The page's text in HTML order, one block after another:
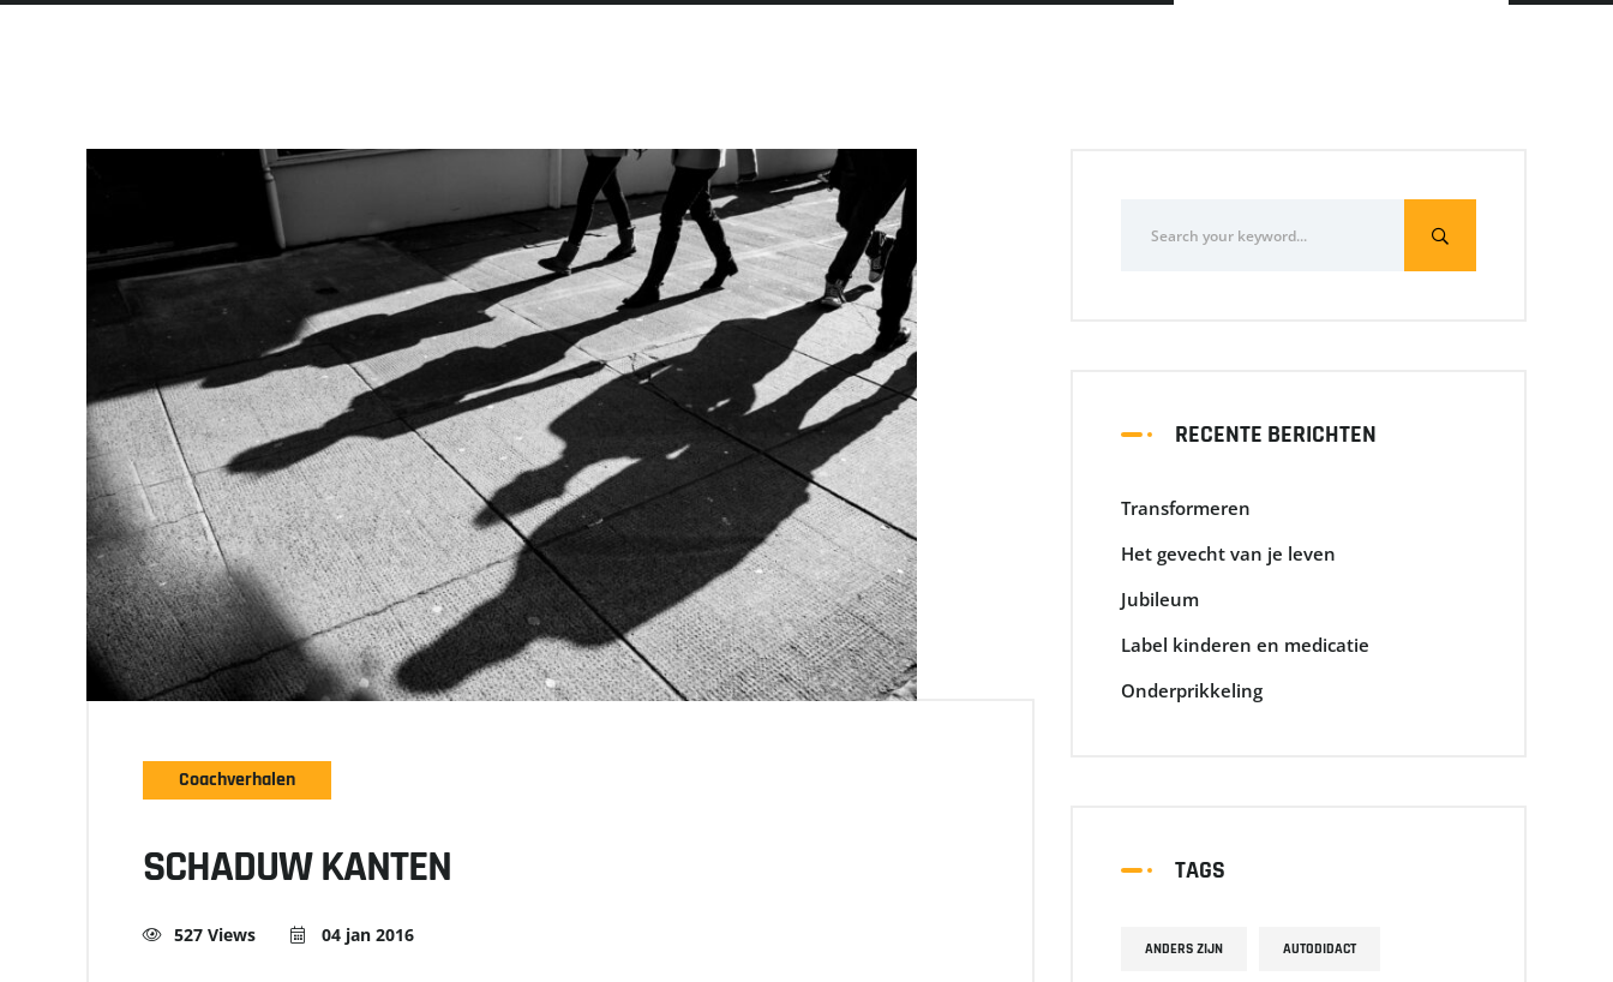
Coachverhalen
SCHADUW KANTEN
527 Views 04 jan 2016
RECENTE BERICHTEN
Transformeren
Het gevecht van je leven
Jubileum
Label kinderen en medicatie
Onderprikkeling
TAGS
ANDERS ZIJN AUTODIDACT